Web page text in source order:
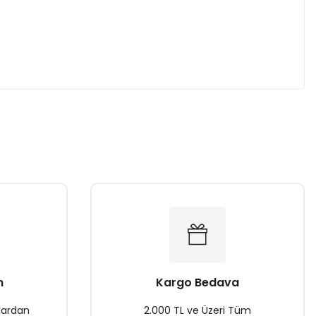
Kargo Bedava
2.000 TL ve Üzeri Tüm